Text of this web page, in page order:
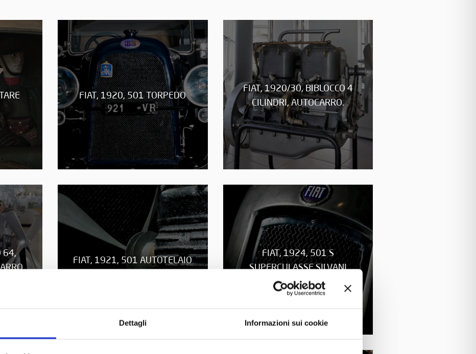
Dettagli Informazioni sui cookie
FIAT, 1920, 501 TORPEDO
FIAT, 1920/30, BIBLOCCO 4
CILINDRI, AUTOCARRO.
64,
FIAT, 1921, 501 AUTOTELAIO
FIAT, 1924, 501 S
SUPERCULASSE SILVANI